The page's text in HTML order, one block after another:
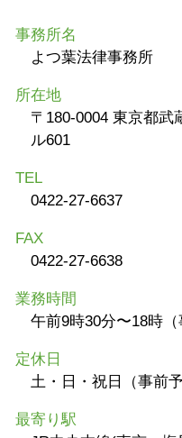
事務所名
よつ葉法律事務所
所在地
〒180-0004 東京都武
ル601
TEL
0422-27-6637
FAX
0422-27-6638
業務時間
午前9時30分〜18時
定休日
土・日・祝日（事前
最寄り駅